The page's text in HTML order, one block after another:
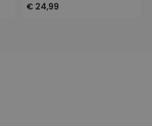
€ 24,99